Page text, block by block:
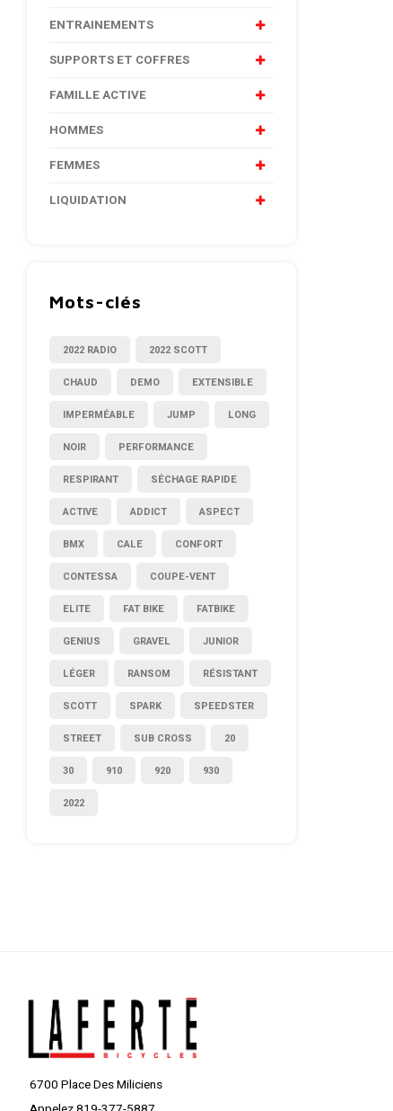
ENTRAINEMENTS
SUPPORTS ET COFFRES
FAMILLE ACTIVE
HOMMES
FEMMES
LIQUIDATION
Mots-clés
2022 RADIO 2022 SCOTT
CHAUD DEMO EXTENSIBLE
IMPERMÉABLE JUMP LONG
NOIR PERFORMANCE
RESPIRANT SÉCHAGE RAPIDE
ACTIVE ADDICT ASPECT
BMX CALE CONFORT
CONTESSA COUPE-VENT
ELITE FAT BIKE FATBIKE
GENIUS GRAVEL JUNIOR
LÉGER RANSOM RÉSISTANT
SCOTT SPARK SPEEDSTER
STREET SUB CROSS 20
30 910 920 930
2022
6700 Place Des Miliciens